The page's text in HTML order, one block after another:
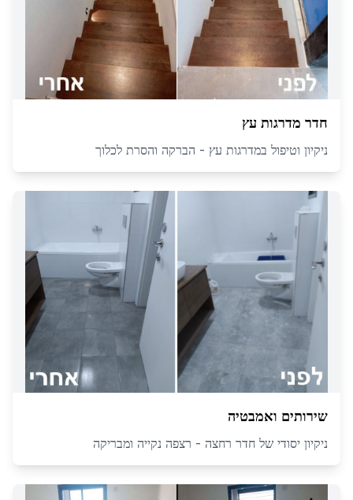
חדר מדרגות עץ
ניקיון וטיפול במדרגות עץ - הברקה והסרת לכלוך
שירותים ואמבטיה
ניקיון יסודי של חדר רחצה - רצפה נקייה ומבריקה